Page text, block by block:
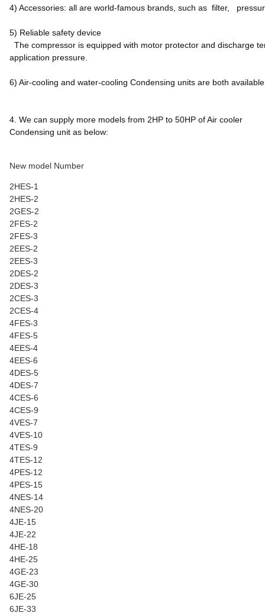
4) Accessories: all are world-famous brands, such as filter,
5) Reliable safety device
The compressor is equipped with motor protector and discharge
application pressure.
6) Air-cooling and water-cooling Condensing units are both
4. We can supply more models from 2HP to 50HP of Air cooler
Condensing unit as below:
New model Number
2HES-1
2HES-2
2GES-2
2FES-2
2FES-3
2EES-2
2EES-3
2DES-2
2DES-3
2CES-3
2CES-4
4FES-3
4FES-5
4EES-4
4EES-6
4DES-5
4DES-7
4CES-6
4CES-9
4VES-7
4VES-10
4TES-9
4TES-12
4PES-12
4PES-15
4NES-14
4NES-20
4JE-15
4JE-22
4HE-18
4HE-25
4GE-23
4GE-30
6JE-25
6JE-33